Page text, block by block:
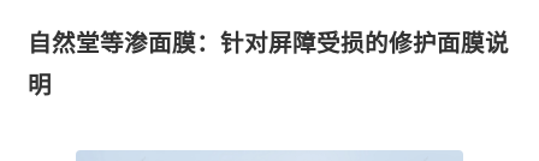
自然堂等渗面膜：针对屏障受损的修护面膜说
明